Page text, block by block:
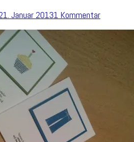
Januar 20131 Kommentarzu